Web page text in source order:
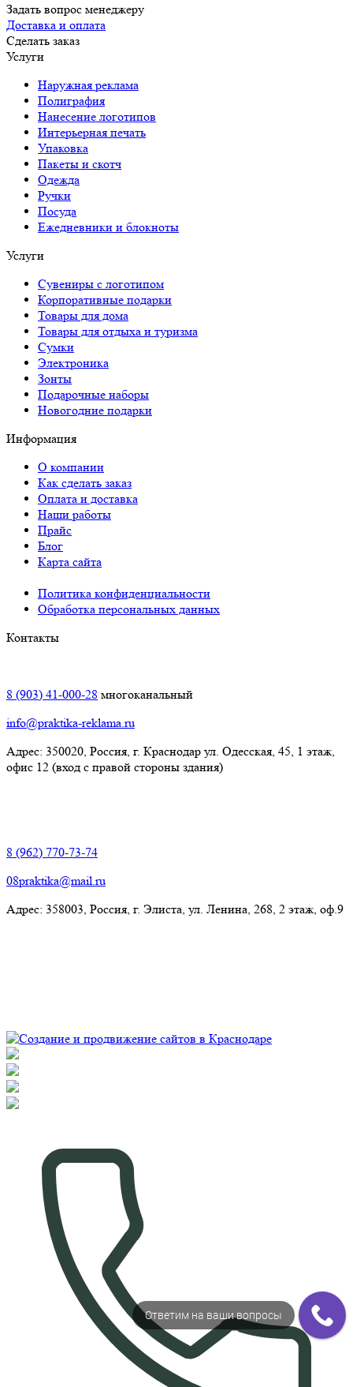
Задать вопрос менеджеру
Доставка и оплата
Сделать заказ
Услуги
Наружная реклама
Полиграфия
Нанесение логотипов
Интерьерная печать
Упаковка
Пакеты и скотч
Одежда
Ручки
Посуда
Ежедневники и блокноты
Услуги
Сувениры с логотипом
Корпоративные подарки
Товары для дома
Товары для отдыха и туризма
Сумки
Электроника
Зонты
Подарочные наборы
Новогодние подарки
Информация
О компании
Как сделать заказ
Оплата и доставка
Наши работы
Прайс
Блог
Карта сайта
Политика конфиденциальности
Обработка персональных данных
Контакты
8 (903) 41-000-28 многоканальный
info@praktika-reklama.ru
Адрес: 350020, Россия, г. Краснодар ул. Одесская, 45, 1 этаж,
офис 12 (вход с правой стороны здания)
8 (962) 770-73-74
08praktika@mail.ru
Адрес:​ 358003, Россия, г. Элиста, ул. Ленина, 268, 2 этаж, оф.9
Ответим на ваши вопросы